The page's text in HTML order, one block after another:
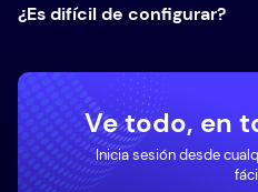
¿Es difícil de configurar?
Ve todo, en
Inicia sesión desde